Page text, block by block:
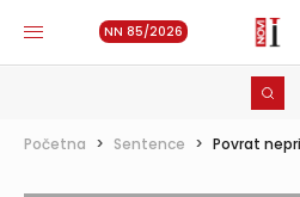
NN 85/2026
Početna > Sentence > Povrat